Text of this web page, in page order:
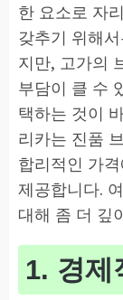
한 요소로 자
갖추기 위해
지만, 고가의
부담이 클 수
택하는 것이
리카는 진품
합리적인 가
제공합니다.
대해 좀 더 깊
1. 경제